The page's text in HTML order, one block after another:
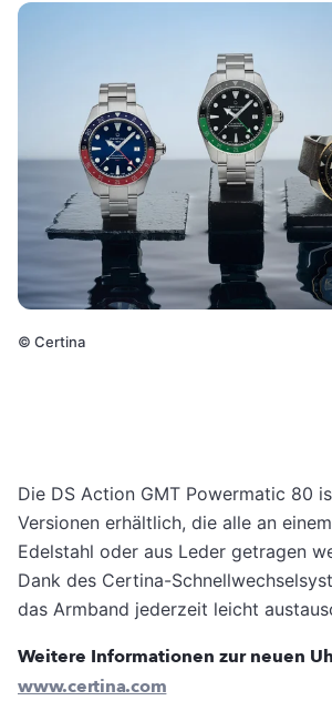
© Certina
Die DS Action GMT Powermatic 80
Versionen erhältlich, die alle an
Edelstahl oder aus Leder getragen
Dank des Certina-
das Armband jederzeit leicht
Weitere Informationen zur neuen
www.certina.com